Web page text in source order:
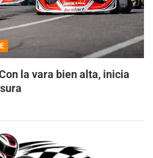
Con la vara bien alta, inicia